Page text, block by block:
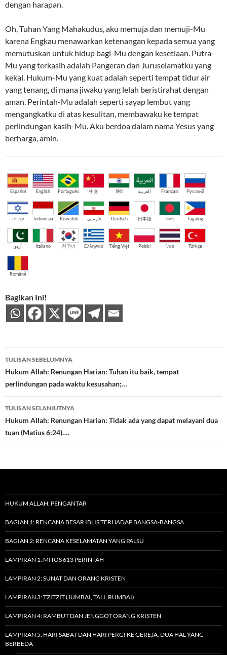
dengan harapan.
Oh, Tuhan Yang Mahakudus, aku memuja dan memuji-Mu
karena Engkau menawarkan ketenangan kepada semua yang
memutuskan untuk hidup bagi-Mu dengan kesetiaan. Putra-
Mu yang terkasih adalah Pangeran dan Juruselamatku yang
kekal. Hukum-Mu yang kuat adalah seperti tempat tidur air
yang tenang, di mana jiwaku yang lelah beristirahat dengan
aman. Perintah-Mu adalah seperti sayap lembut yang
mengangkatku di atas kesulitan, membawaku ke tempat
perlindungan kasih-Mu. Aku berdoa dalam nama Yesus yang
berharga, amin.
Español English Português 中文 हिंदी العربية Français Русский
עברית Indonesia Kiswahili فارسی Deutsch 日本語 বাংলা Tagalog
اُردو Italiano 한국어 Ελληνικά Tiếng Việt Polski ไทย Türkçe
Română
Bagikan Ini!
Navigasi
Tulisan
TULISAN SEBELUMNYA
Hukum Allah: Renungan Harian: Tuhan itu baik, tempat
perlindungan pada waktu kesusahan;…
TULISAN SELANJUTNYA
Hukum Allah: Renungan Harian: Tidak ada yang dapat melayani dua
tuan (Matius 6:24)….
HUKUM ALLAH: PENGANTAR
BAGIAN 1: RENCANA BESAR IBLIS TERHADAP BANGSA-BANGSA
BAGIAN 2: RENCANA KESELAMATAN YANG PALSU
LAMPIRAN 1: MITOS 613 PERINTAH
LAMPIRAN 2: SUNAT DAN ORANG KRISTEN
LAMPIRAN 3: TZITZIT (JUMBAI, TALI, RUMBAI)
LAMPIRAN 4: RAMBUT DAN JENGGOT ORANG KRISTEN
LAMPIRAN 5: HARI SABAT DAN HARI PERGI KE GEREJA, DUA HAL YANG
BERBEDA